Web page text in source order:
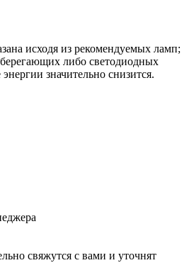
исходя из рекомендуемых ламп;
либо светодиодных
значительно снизится.
свяжутся с вами и уточнят